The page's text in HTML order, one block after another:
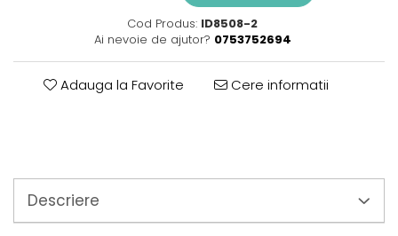
Prelate și Folii de Protecție
Prelungitoare
Accesorii rindele
Compresoare aer
Fierastrau sabie
Cod Produs: ID8508-2
Ai nevoie de ajutor? 0753752694
Adauga la Favorite Cere informatii
Descriere